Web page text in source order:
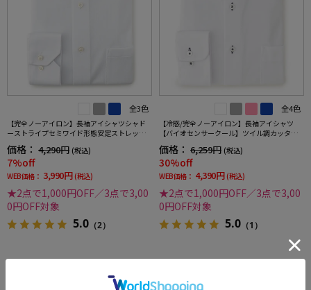
全3色
【完全ノーアイロン】長袖アイシャツシャド
ーストライプセミワイド形態安定ストレッチ
吸汗速乾ワイシャツ通年
価格： 4,290円 (税込)
7%off
WEB価格： 3,990円 (税込)
★2点で1,000円OFF／3点で3,00
0円OFF対象
5.0 （2）
全4色
【冷感/完全ノーアイロン】長袖アイシャツ
【バイオセンサークール】ツイル調カッタウ
ェイ織柄無地形態安定ストレッチ防汚効果吸
汗速乾ワイシャツ春夏
価格： 6,259円 (税込)
30%off
WEB価格： 4,390円 (税込)
★2点で1,000円OFF／3点で3,00
0円OFF対象
5.0 （1）